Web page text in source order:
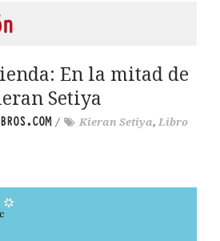
En la mitad de
Setiya
/ Kieran Setiya, Libro